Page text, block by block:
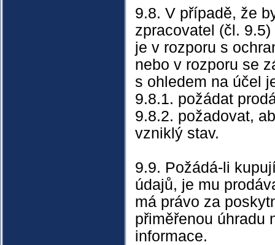
9.8. V případě, že
zpracovatel (čl.
je v rozporu s
nebo v rozporu se
s ohledem na účel
9.8.1. požádat
9.8.2. požadovat,
vzniklý stav.
9.9. Požádá-li
údajů, je mu
má právo za
přiměřenou úhradu
informace.